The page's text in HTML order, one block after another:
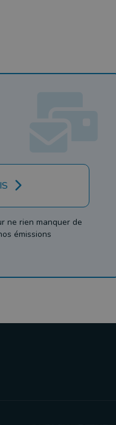
ne rien manquer de
émissions